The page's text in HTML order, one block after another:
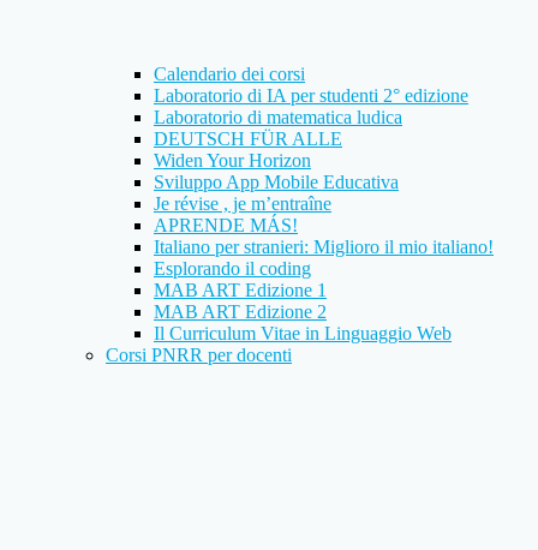
Calendario dei corsi
Laboratorio di IA per studenti 2° edizione
Laboratorio di matematica ludica
DEUTSCH FÜR ALLE
Widen Your Horizon
Sviluppo App Mobile Educativa
Je révise , je m’entraîne
APRENDE MÁS!
Italiano per stranieri: Miglioro il mio italiano!
Esplorando il coding
MAB ART Edizione 1
MAB ART Edizione 2
Il Curriculum Vitae in Linguaggio Web
Corsi PNRR per docenti